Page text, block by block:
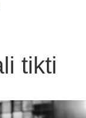
tikti